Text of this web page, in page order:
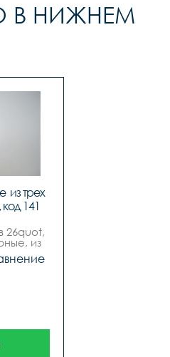
В НИЖНЕМ
из трех
141
26quot,
из